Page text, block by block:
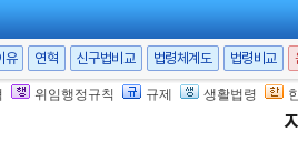
유 연혁 신구법비교 법령체계도 법령비교
위임행정규칙 규제 생활법령
정의)이 법에서 사용하는 용어의 뜻은 다음
정동산”이란 등록의 대상이 되는 건설기계,
“등록관청”이란 특정동산에 대한 저당권의